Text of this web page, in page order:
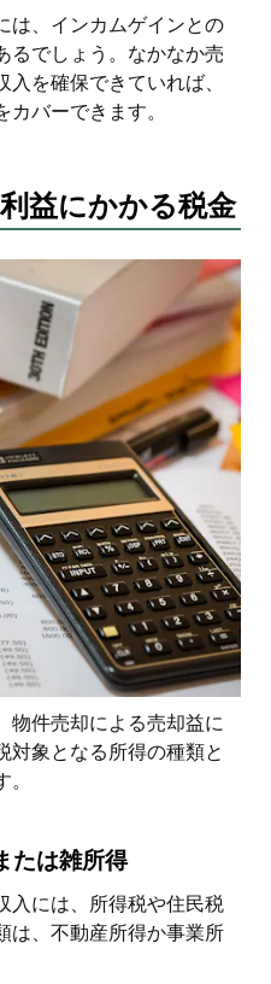
は、インカムゲインとの
るでしょう。なかなか売
を確保できていれば、
バーできます。
益にかかる税金
物件売却による売却益に
対象となる所得の種類と
たは雑所得
入には、所得税や住民税
は、不動産所得か事業所